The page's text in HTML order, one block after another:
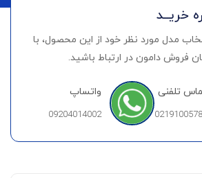
خریــد
مدل مورد نظر خود از این محصول، با
فروش دامون در ارتباط باشید.
تلفنی واتساپ
09204014002